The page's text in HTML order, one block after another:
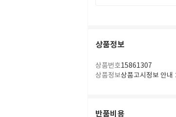
상품정보
상품번호15861307
상품정보상품고시정보 안내
반품비용